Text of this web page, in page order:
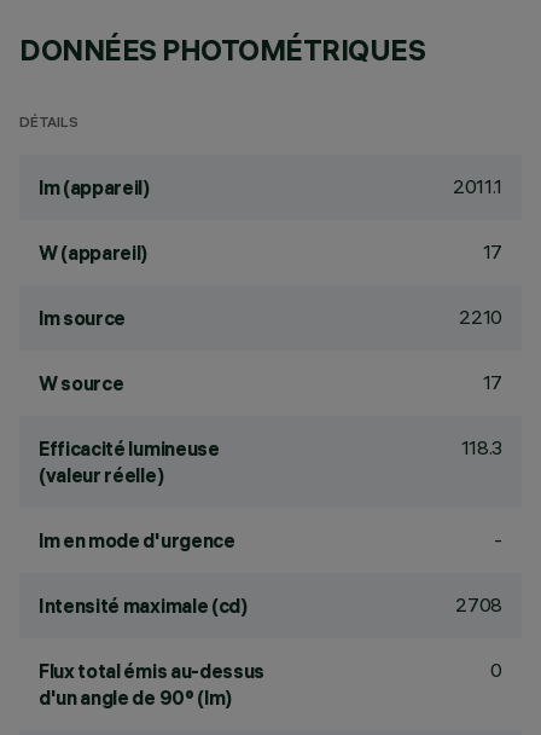
DONNÉES PHOTOMÉTRIQUES
DÉTAILS
lm (appareil) 2011.1
W (appareil) 17
lm source 2210
W source 17
Efficacité lumineuse
(valeur réelle)
118.3
lm en mode d'urgence -
Intensité maximale (cd) 2708
Flux total émis au-dessus
d'un angle de 90° (lm)
0